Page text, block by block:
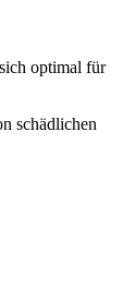
optimal für
schädlichen